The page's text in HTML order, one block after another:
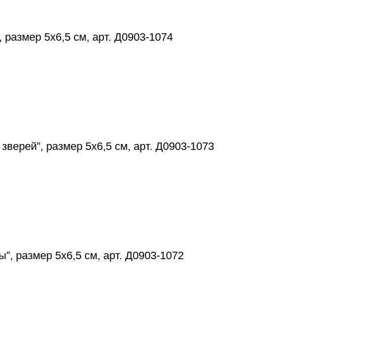
размер 5х6,5 см, арт. Д0903-1074
размер 5х6,5 см, арт. Д0903-1073
размер 5х6,5 см, арт. Д0903-1072